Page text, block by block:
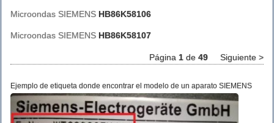
Microondas SIEMENS HB86K58106
Microondas SIEMENS HB86K58107
Página 1 de 49 Siguiente >
Ejemplo de etiqueta donde encontrar el modelo de un aparato SIEMENS